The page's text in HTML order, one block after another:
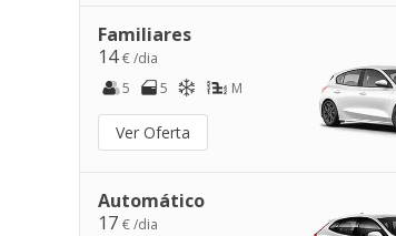
Familiares
14€ /dia
5
5 M
Ver Oferta
Automático
17 € /dia